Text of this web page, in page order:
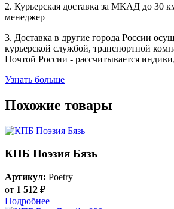
2. Курьерская доставка за МКАД до 30
менеджер
3. Доставка в другие города России
курьерской службой, транспортной
Почтой России - рассчитывается
Узнать больше
Похожие товары
КПБ Поэзия Бязь
Артикул: Poetry
от 1 512 ₽
Подробнее